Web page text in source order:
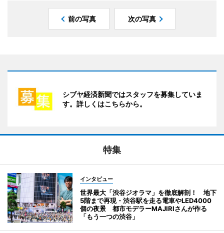
前の写真 次の写真
シブヤ経済新聞ではスタッフを募集していま
す。詳しくはこちらから。
特集
インタビュー
世界最大「渋谷ジオラマ」を徹底解剖！ 地下
5階まで再現・渋谷駅を走る電車やLED4000
個の夜景 都市モデラーMAJIRIさんが作る
「もう一つの渋谷」